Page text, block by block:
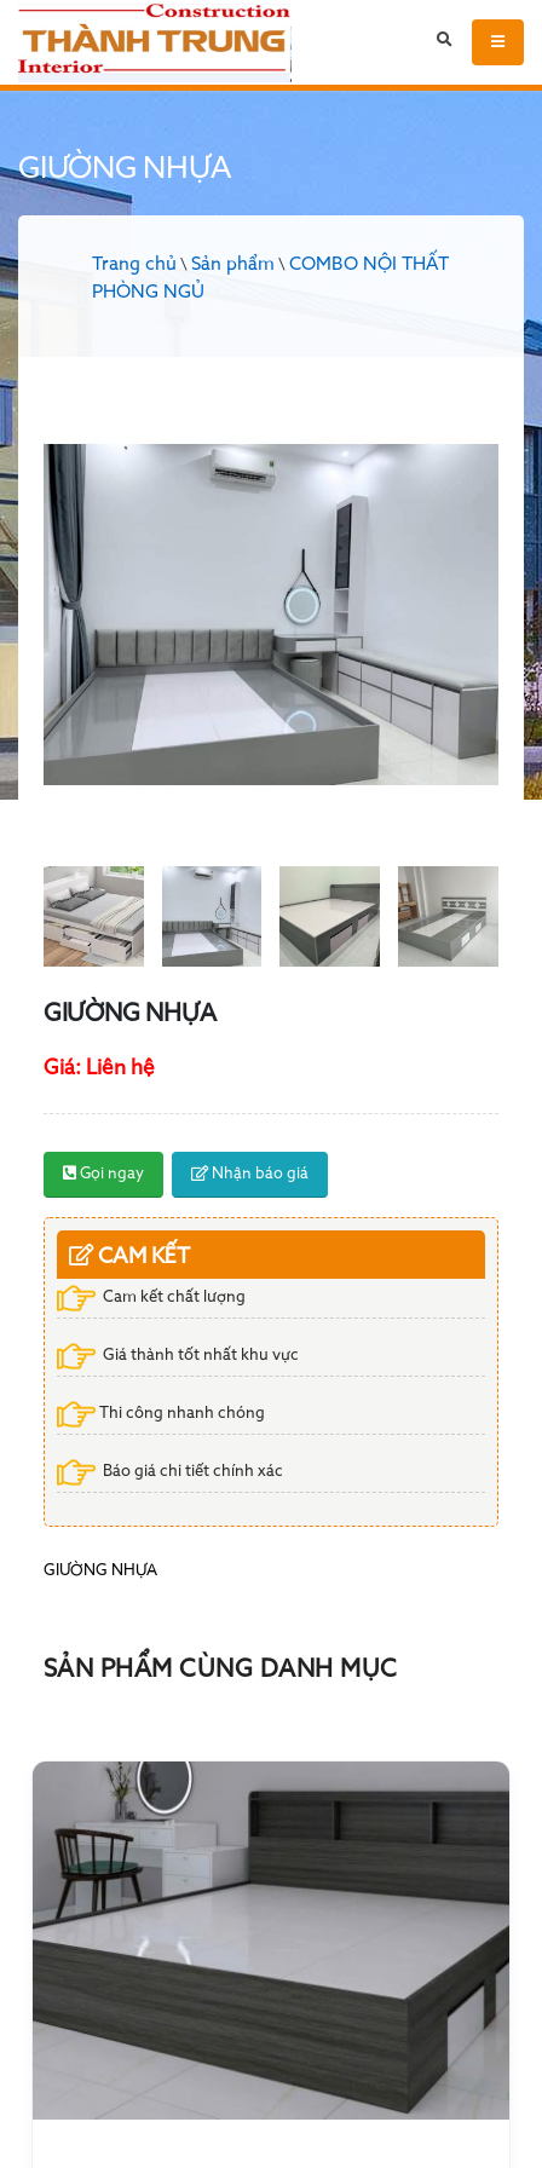
GIƯỜNG NHỰA
Trang chủ \ Sản phẩm \ COMBO NỘI THẤT
PHÒNG NGỦ
GIƯỜNG NHỰA
Giá: Liên hệ
Gọi ngay Nhận báo giá
CAM KẾT
Cam kết chất lượng
Giá thành tốt nhất khu vực
Thi công nhanh chóng
Báo giá chi tiết chính xác
GIƯỜNG NHỰA
SẢN PHẨM CÙNG DANH MỤC